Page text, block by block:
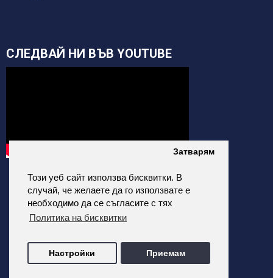
Този уеб сайт използва бисквитки. В
случай, че желаете да го използвате е
необходимо да се съгласите с тях
Политика на бисквитки
Затварям
Настройки Приемам
СЛЕДВАЙ НИ ВЪВ YOUTUBE
Всички цени на сайта са с Включено ДДС